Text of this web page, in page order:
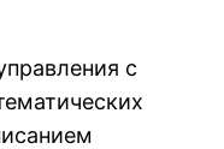
с